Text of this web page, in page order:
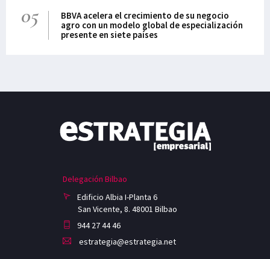
05
BBVA acelera el crecimiento de su negocio
agro con un modelo global de especialización
presente en siete países
Delegación Bilbao
Edificio Albia I-Planta 6
San Vicente, 8. 48001 Bilbao
944 27 44 46
estrategia@estrategia.net